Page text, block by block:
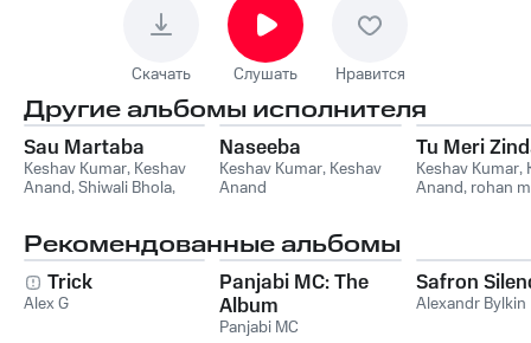
Скачать Слушать Нравится
Другие альбомы исполнителя
Sau Martaba
Keshav Kumar, Keshav
Anand,Shiwali Bhola,
Naseeba
Keshav Kumar, Keshav
Anand
Tu Meri
Keshav Kumar,
Anand, rohan
Рекомендованные альбомы
Trick
Alex G
Panjabi MC: The
Album
Panjabi MC
Safron
Alexandr Bylkin